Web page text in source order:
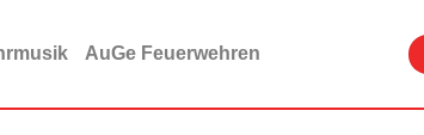
AuGe Feuerwehren